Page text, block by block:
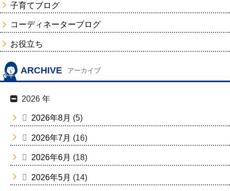
子育てブログ
コーディネーターブログ
お役立ち
ARCHIVE アーカイブ
2026 年
2026年8月 (5)
2026年7月 (16)
2026年6月 (18)
2026年5月 (14)